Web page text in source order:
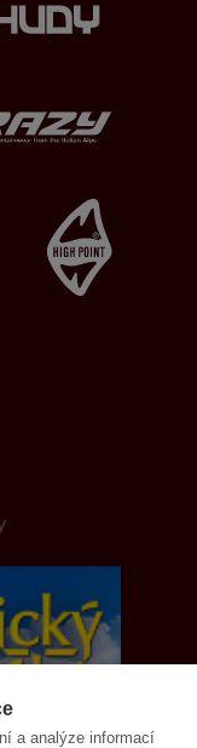
a analýze informací